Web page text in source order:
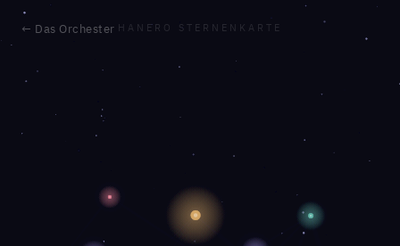
← Das Orchester HANERO STERNENKARTE